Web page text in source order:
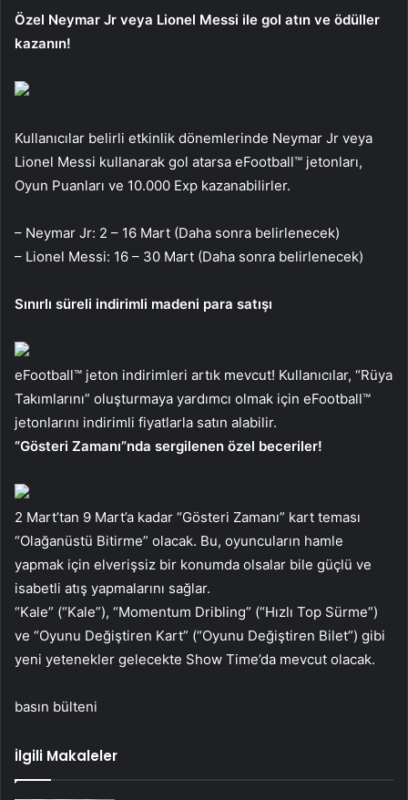
Özel Neymar Jr veya Lionel Messi ile gol atın ve ödüller
kazanın!
Kullanıcılar belirli etkinlik dönemlerinde Neymar Jr veya
Lionel Messi kullanarak gol atarsa ​​eFootball™ jetonları,
Oyun Puanları ve 10.000 Exp kazanabilirler.
– Neymar Jr: 2 – 16 Mart (Daha sonra belirlenecek)
– Lionel Messi: 16 – 30 Mart (Daha sonra belirlenecek)
Sınırlı süreli indirimli madeni para satışı
eFootball™ jeton indirimleri artık mevcut! Kullanıcılar, “Rüya
Takımlarını” oluşturmaya yardımcı olmak için eFootball™
jetonlarını indirimli fiyatlarla satın alabilir.
“Gösteri Zamanı”nda sergilenen özel beceriler!
2 Mart’tan 9 Mart’a kadar “Gösteri Zamanı” kart teması
“Olağanüstü Bitirme” olacak. Bu, oyuncuların hamle
yapmak için elverişsiz bir konumda olsalar bile güçlü ve
isabetli atış yapmalarını sağlar.
“Kale” (“Kale”), “Momentum Dribling” (“Hızlı Top Sürme”)
ve “Oyunu Değiştiren Kart” (“Oyunu Değiştiren Bilet”) gibi
yeni yetenekler gelecekte Show Time’da mevcut olacak.
basın bülteni
İlgili Makaleler